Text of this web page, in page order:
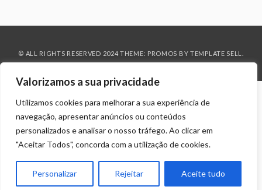
Valorizamos a sua privacidade
Utilizamos cookies para melhorar a sua experiência de
navegação, apresentar anúncios ou conteúdos
personalizados e analisar o nosso tráfego. Ao clicar em
"Aceitar Todos", concorda com a utilização de cookies.
Personalizar Rejeitar Aceite tudo
© ALL RIGHTS RESERVED 2024 THEME: PROMOS BY TEMPLATE SELL